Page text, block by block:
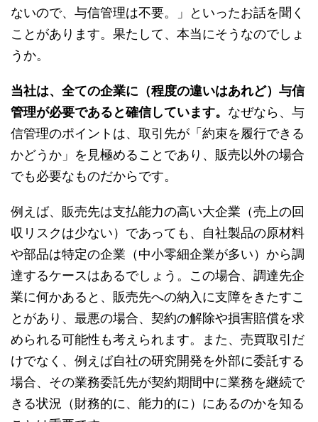
ないので、与信管理は不要。」といったお話を聞く
ことがあります。果たして、本当にそうなのでしょ
うか。
当社は、全ての企業に（程度の違いはあれど）与信
管理が必要であると確信しています。 なぜなら、与
信管理のポイントは、取引先が「約束を履行できる
かどうか」を見極めることであり、販売以外の場合
でも必要なものだからです。
例えば、販売先は支払能力の高い大企業（売上の回
収リスクは少ない）であっても、自社製品の原材料
や部品は特定の企業（中小零細企業が多い）から調
達するケースはあるでしょう。この場合、調達先企
業に何かあると、販売先への納入に支障をきたすこ
とがあり、最悪の場合、契約の解除や損害賠償を求
められる可能性も考えられます。また、売買取引だ
けでなく、例えば自社の研究開発を外部に委託する
場合、その業務委託先が契約期間中に業務を継続で
きる状況（財務的に、能力的に）にあるのかを知る